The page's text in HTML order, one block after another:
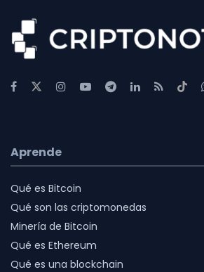
Aprende
Qué es Bitcoin
Qué son las criptomonedas
Minería de Bitcoin
Qué es Ethereum
Qué es una blockchain